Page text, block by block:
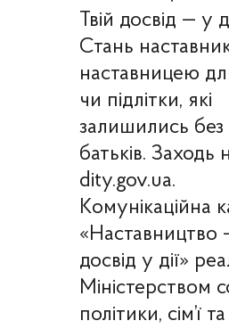
Твій досвід — у
Стань
наставницею
чи підлітки, які
залишились
батьків. Заходь
dity.gov.ua.
Комунікаційна
«Наставництво
досвід у дії»
Міністерством
політики, сім’ї